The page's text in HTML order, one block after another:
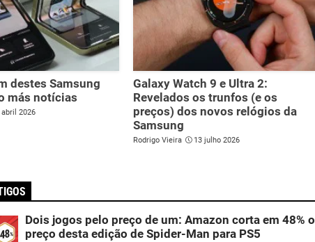
destes Samsung
más notícias
abril 2026
Galaxy Watch 9 e Ultra 2:
Revelados os trunfos (e os
preços) dos novos relógios da
Samsung
Rodrigo Vieira 13 julho 2026
Dois jogos pelo preço de um: Amazon corta em 48% o
preço desta edição de Spider-Man para PS5